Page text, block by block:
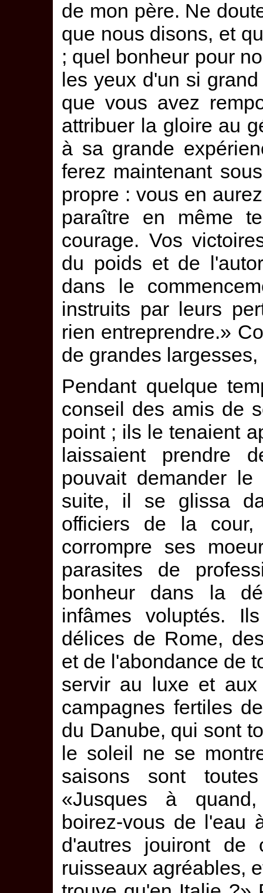
de mon père. Ne
que nous disons, et
; quel bonheur pour
les yeux d'un si
que vous avez
attribuer la gloire au
à sa grande
ferez maintenant
propre : vous en
paraître en même
courage. Vos
du poids et de
dans le
instruits par leurs
rien entreprendre.»
de grandes
Pendant quelque
conseil des amis de
point ; ils le tenaient
laissaient prendre
pouvait demander
suite, il se glissa
officiers de la
corrompre ses
parasites de
bonheur dans la
infâmes voluptés.
délices de Rome,
et de l'abondance de
servir au luxe et
campagnes fertiles
du Danube, qui sont
le soleil ne se
saisons sont
«Jusques à
boirez-vous de l'eau
d'autres jouiront de
ruisseaux agréables,